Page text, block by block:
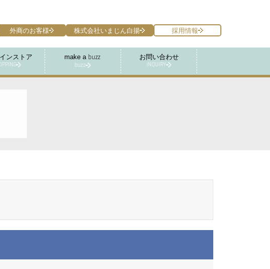
ンストア make a buzz
buzz
お問い合わせ
INQUIRY
外商のお客様 株式会社いまじん白揚 採用情報